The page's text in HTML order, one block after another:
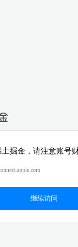
土掘金，请注意账号
继续访问